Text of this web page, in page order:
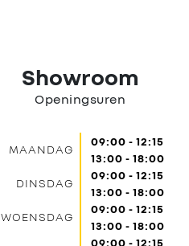
Showroom
Openingsuren
MAANDAG
09:00 - 12:15
13:00 - 18:00
DINSDAG
09:00 - 12:15
13:00 - 18:00
WOENSDAG
09:00 - 12:15
13:00 - 18:00
09:00 - 12:15